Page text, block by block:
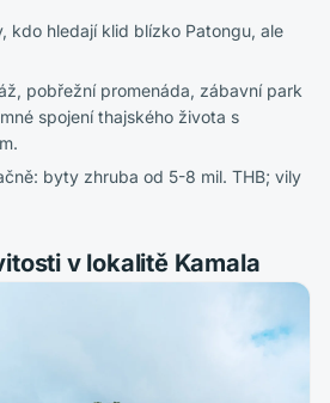
kdo hledají klid blízko Patongu, ale
pobřežní promenáda, zábavní park
spojení thajského života s
byty zhruba od 5-8 mil. THB; vily
v lokalitě Kamala